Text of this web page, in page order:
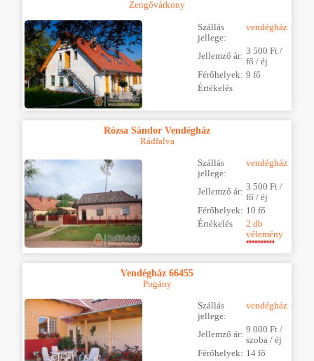
Zengővárkony
Szállás
jellege:
vendégház
Jellemző ár: 3 500 Ft /
fő / éj
Férőhelyek: 9 fő
Értékelés
Rózsa Sándor Vendégház
Rádfalva
Szállás
jellege:
vendégház
Jellemző ár: 3 500 Ft /
fő / éj
Férőhelyek: 10 fő
Értékelés
2 db
vélemény
Vendégház 66455
Pogány
Szállás
jellege:
vendégház
Jellemző ár: 9 000 Ft /
szoba / éj
Férőhelyek: 14 fő